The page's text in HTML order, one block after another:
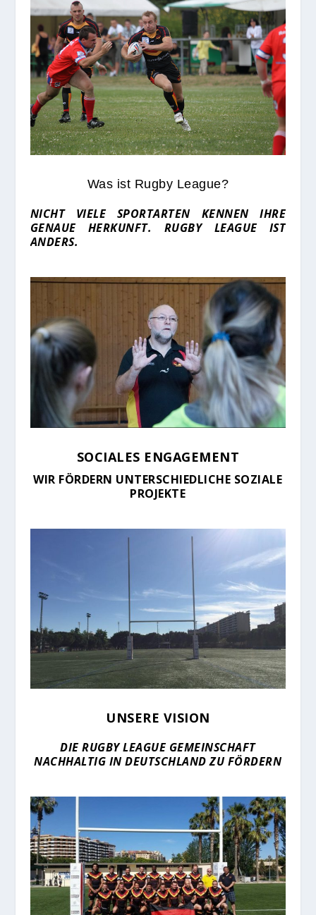
Was ist Rugby League?
NICHT VIELE SPORTARTEN KENNEN IHRE
GENAUE HERKUNFT. RUGBY LEAGUE IST
ANDERS.
SOCIALES ENGAGEMENT
WIR FÖRDERN UNTERSCHIEDLICHE SOZIALE
PROJEKTE
UNSERE VISION
DIE RUGBY LEAGUE GEMEINSCHAFT
NACHHALTIG IN DEUTSCHLAND ZU FÖRDERN